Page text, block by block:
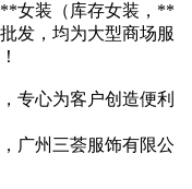
女装（库存女装，**
发，均为大型商场服
专心为客户创造便利
广州三荟服饰有限公